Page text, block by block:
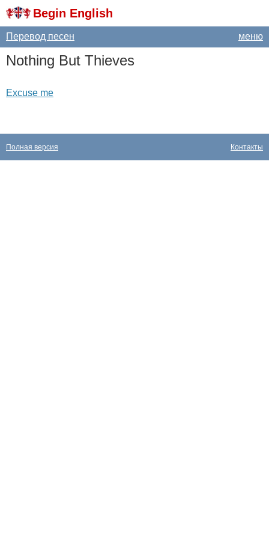
Begin English
меню
Перевод песен
Nothing But Thieves
Excuse me
Контакты
Полная версия